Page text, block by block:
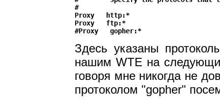
#
Proxy   http:*
Proxy   ftp:*
Здесь указаны
нашим WTE на
говоря мне никогда не
протоколом "gopher"